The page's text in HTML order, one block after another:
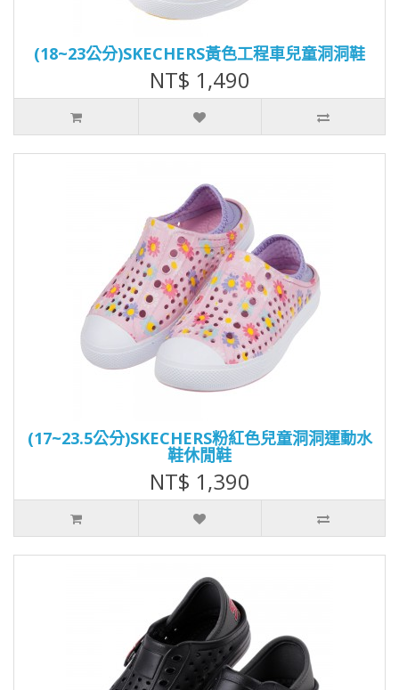
(18~23公分)SKECHERS黃色工程車兒童洞洞鞋
NT$ 1,490
(17~23.5公分)SKECHERS粉紅色兒童洞洞運動水
鞋休閒鞋
NT$ 1,390